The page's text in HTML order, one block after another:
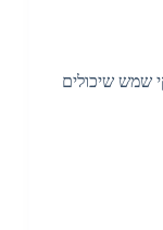
שמש שיכולים